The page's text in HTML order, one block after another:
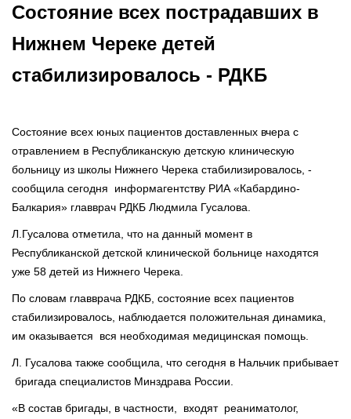
Состояние всех пострадавших в
Нижнем Череке детей
стабилизировалось - РДКБ
Состояние всех юных пациентов доставленных вчера с
отравлением в Республиканскую детскую клиническую
больницу из школы Нижнего Черека стабилизировалось, -
сообщила сегодня информагентству РИА «Кабардино-
Балкария» главврач РДКБ Людмила Гусалова.
Л.Гусалова отметила, что на данный момент в
Республиканской детской клинической больнице находятся
уже 58 детей из Нижнего Черека.
По словам главврача РДКБ, состояние всех пациентов
стабилизировалось, наблюдается положительная динамика,
им оказывается вся необходимая медицинская помощь.
Л. Гусалова также сообщила, что сегодня в Нальчик прибывает
бригада специалистов Минздрава России.
«В состав бригады, в частности, входят реаниматолог,